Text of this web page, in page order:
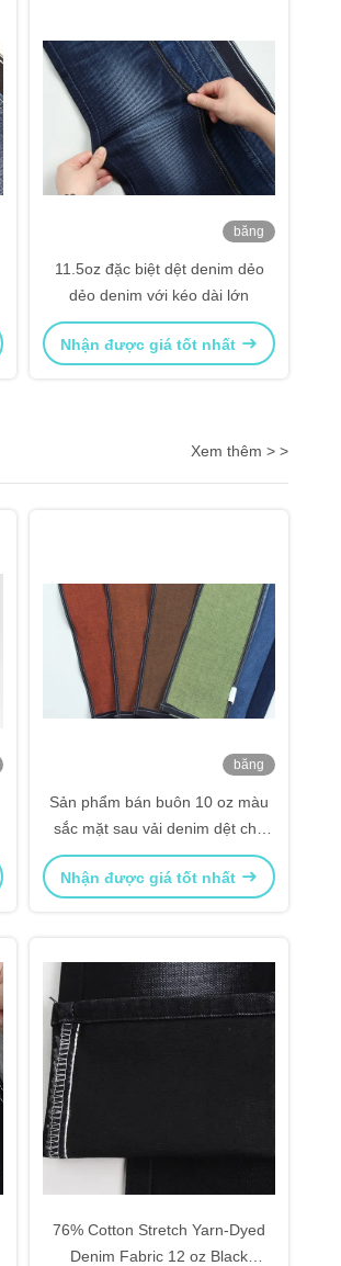
băng
11.5oz đặc biệt dệt denim dẻo
dẻo denim với kéo dài lớn
Nhận được giá tốt nhất
Xem thêm > >
băng
Sản phẩm bán buôn 10 oz màu
sắc mặt sau vải denim dệt cho
quần jean
Nhận được giá tốt nhất
76% Cotton Stretch Yarn-Dyed
Denim Fabric 12 oz Black